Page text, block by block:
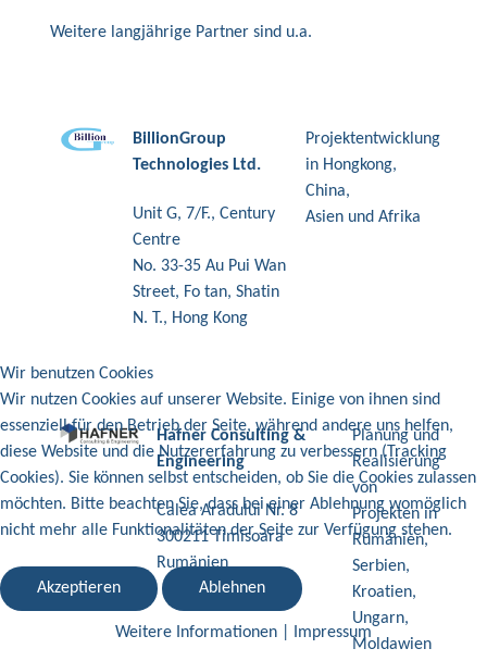
Weitere langjährige Partner sind u.a.
BillionGroup
Technologies Ltd.
Unit G, 7/F., Century
Centre
No. 33-35 Au Pui Wan
Street, Fo tan, Shatin
N. T., Hong Kong
Projektentwicklung
in Hongkong,
China,
Asien und Afrika
Hafner Consulting &
Engineering
Calea Aradului Nr. 8
300211 Timisoara
Rumänien
Planung und
Realisierung
von
Projekten in
Rumänien,
Serbien,
Kroatien,
Ungarn,
Moldawien
Wir benutzen Cookies
Wir nutzen Cookies auf unserer Website. Einige von ihnen sind
essenziell für den Betrieb der Seite, während andere uns helfen,
diese Website und die Nutzererfahrung zu verbessern (Tracking
Cookies). Sie können selbst entscheiden, ob Sie die Cookies zulassen
möchten. Bitte beachten Sie, dass bei einer Ablehnung womöglich
nicht mehr alle Funktionalitäten der Seite zur Verfügung stehen.
Akzeptieren Ablehnen
Weitere Informationen Impressum